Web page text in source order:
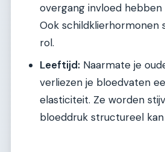
overgang invloed hebben
Ook schildklierhormonen
rol.
Leeftijd: Naarmate je
verliezen je bloedvaten
elasticiteit. Ze worden
bloeddruk structureel